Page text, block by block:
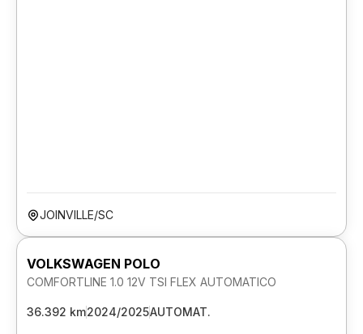
JOINVILLE/SC
VOLKSWAGEN POLO
COMFORTLINE 1.0 12V TSI FLEX AUTOMATICO
36.392 km2024/2025AUTOMAT.